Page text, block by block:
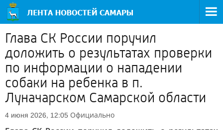
Глава СК России поручил
доложить о результатах проверки
по информации о нападении
собаки на ребенка в п.
Луначарском Самарской области
4 июня 2026, 12:05 Официально